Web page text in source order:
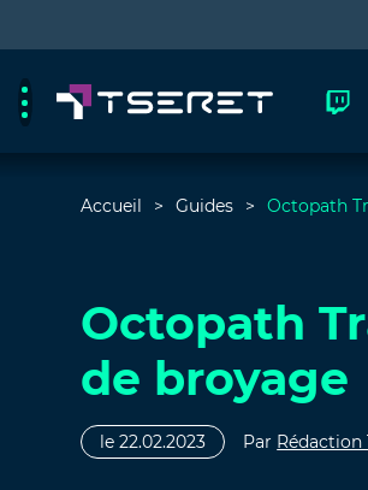
Accueil Guides Octopath
Octopath
de broyage
le 22.02.2023 Par Rédaction